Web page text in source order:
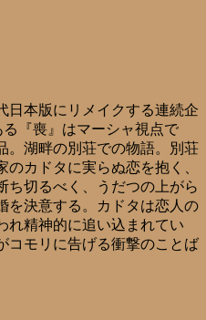
日本版にリメイクする連続企
『喪』はマーシャ視点で
。湖畔の別荘での物語。別荘
カドタに実らぬ恋を抱く、
ち切るべく、うだつの上がら
を決意する。カドタは恋人の
れ精神的に追い込まれてい
コモリに告げる衝撃のことば